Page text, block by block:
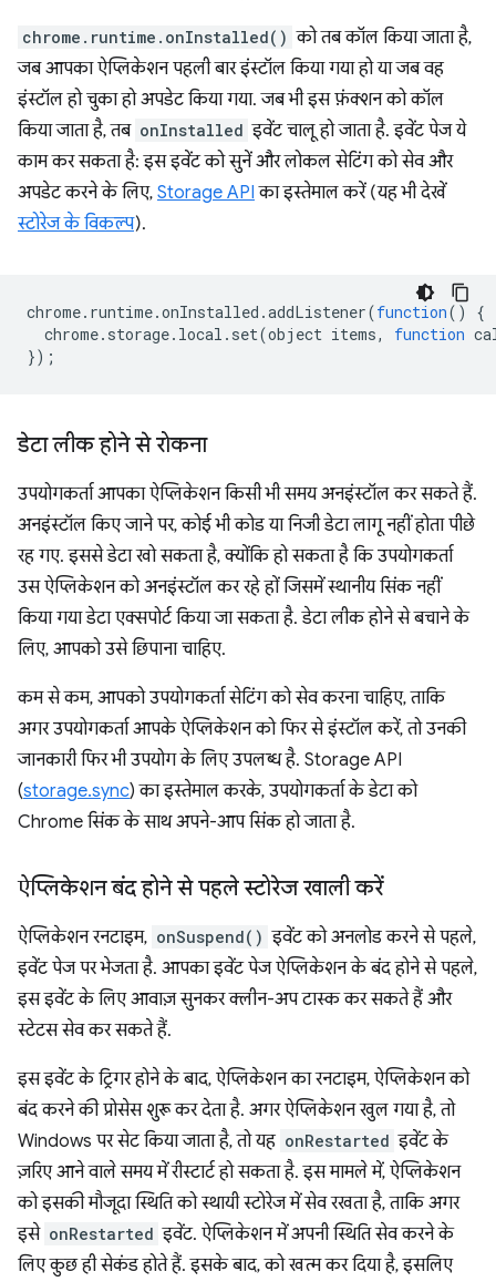
chrome.runtime.onInstalled() को तब कॉल किया जाता है,
जब आपका ऐप्लिकेशन पहली बार इंस्टॉल किया गया हो या जब वह
इंस्टॉल हो चुका हो अपडेट किया गया. जब भी इस फ़ंक्शन को कॉल
किया जाता है, तब onInstalled इवेंट चालू हो जाता है. इवेंट पेज ये
काम कर सकता है: इस इवेंट को सुनें और लोकल सेटिंग को सेव और
अपडेट करने के लिए, Storage API का इस्तेमाल करें (यह भी देखें
स्टोरेज के विकल्प).
chrome. runtime.onInstalled .addListener(function()
{
chrome. storage. local . set(object items, function
});
डेटा लीक होने से रोकना
उपयोगकर्ता आपका ऐप्लिकेशन किसी भी समय अनइंस्टॉल कर सकते हैं.
अनइंस्टॉल किए जाने पर, कोई भी कोड या निजी डेटा लागू नहीं होता पीछे
रह गए. इससे डेटा खो सकता है, क्योंकि हो सकता है कि उपयोगकर्ता
उस ऐप्लिकेशन को अनइंस्टॉल कर रहे हों जिसमें स्थानीय सिंक नहीं
किया गया डेटा एक्सपोर्ट किया जा सकता है. डेटा लीक होने से बचाने के
लिए, आपको उसे छिपाना चाहिए.
कम से कम, आपको उपयोगकर्ता सेटिंग को सेव करना चाहिए, ताकि
अगर उपयोगकर्ता आपके ऐप्लिकेशन को फिर से इंस्टॉल करें, तो उनकी
जानकारी फिर भी उपयोग के लिए उपलब्ध है. Storage API
(storage.sync) का इस्तेमाल करके, उपयोगकर्ता के डेटा को
Chrome सिंक के साथ अपने-आप सिंक हो जाता है.
ऐप्लिकेशन बंद होने से पहले स्टोरेज खाली करें
ऐप्लिकेशन रनटाइम, onSuspend() इवेंट को अनलोड करने से पहले,
इवेंट पेज पर भेजता है. आपका इवेंट पेज ऐप्लिकेशन के बंद होने से पहले,
इस इवेंट के लिए आवाज़ सुनकर क्लीन-अप टास्क कर सकते हैं और
स्टेटस सेव कर सकते हैं.
इस इवेंट के ट्रिगर होने के बाद, ऐप्लिकेशन का रनटाइम, ऐप्लिकेशन को
बंद करने की प्रोसेस शुरू कर देता है. अगर ऐप्लिकेशन खुल गया है, तो
Windows पर सेट किया जाता है, तो यह onRestarted इवेंट के
ज़रिए आने वाले समय में रीस्टार्ट हो सकता है. इस मामले में, ऐप्लिकेशन
को इसकी मौजूदा स्थिति को स्थायी स्टोरेज में सेव रखता है, ताकि अगर
इसे onRestarted इवेंट. ऐप्लिकेशन में अपनी स्थिति सेव करने के
लिए कुछ ही सेकंड होते हैं. इसके बाद, को खत्म कर दिया है, इसलिए